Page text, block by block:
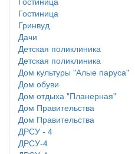
Гостиница
Гринвуд
Дачи
Детская поликлиника
Детская поликлиника
Дом культуры "Алые паруса"
Дом обуви
Дом отдыха "Планерная"
Дом Правительства
Дом Правительства
ДРСУ - 4
ДРСУ-4